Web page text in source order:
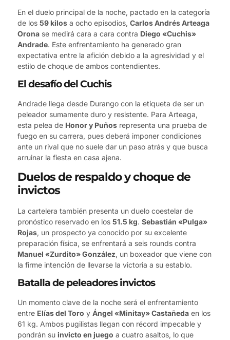
En el duelo principal de la noche, pactado en la categoría
de los 59 kilos a ocho episodios, Carlos Andrés Arteaga
Orona se medirá cara a cara contra Diego «Cuchis»
Andrade. Este enfrentamiento ha generado gran
expectativa entre la afición debido a la agresividad y el
estilo de choque de ambos contendientes.
El desafío del Cuchis
Andrade llega desde Durango con la etiqueta de ser un
peleador sumamente duro y resistente. Para Arteaga,
esta pelea de Honor y Puños representa una prueba de
fuego en su carrera, pues deberá imponer condiciones
ante un rival que no suele dar un paso atrás y que busca
arruinar la fiesta en casa ajena.
Duelos de respaldo y choque de
invictos
La cartelera también presenta un duelo coestelar de
pronóstico reservado en los 51.5 kg. Sebastián «Pulga»
Rojas, un prospecto ya conocido por su excelente
preparación física, se enfrentará a seis rounds contra
Manuel «Zurdito» González, un boxeador que viene con
la firme intención de llevarse la victoria a su establo.
Batalla de peleadores invictos
Un momento clave de la noche será el enfrentamiento
entre Elías del Toro y Ángel «Minitay» Castañeda en los
61 kg. Ambos pugilistas llegan con récord impecable y
pondrán su invicto en juego a cuatro asaltos, lo que